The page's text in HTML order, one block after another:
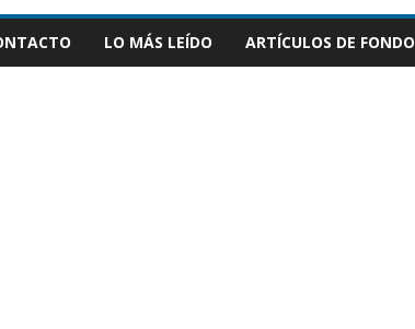
LO MÁS LEÍDO ARTÍCULOS DE FONDO